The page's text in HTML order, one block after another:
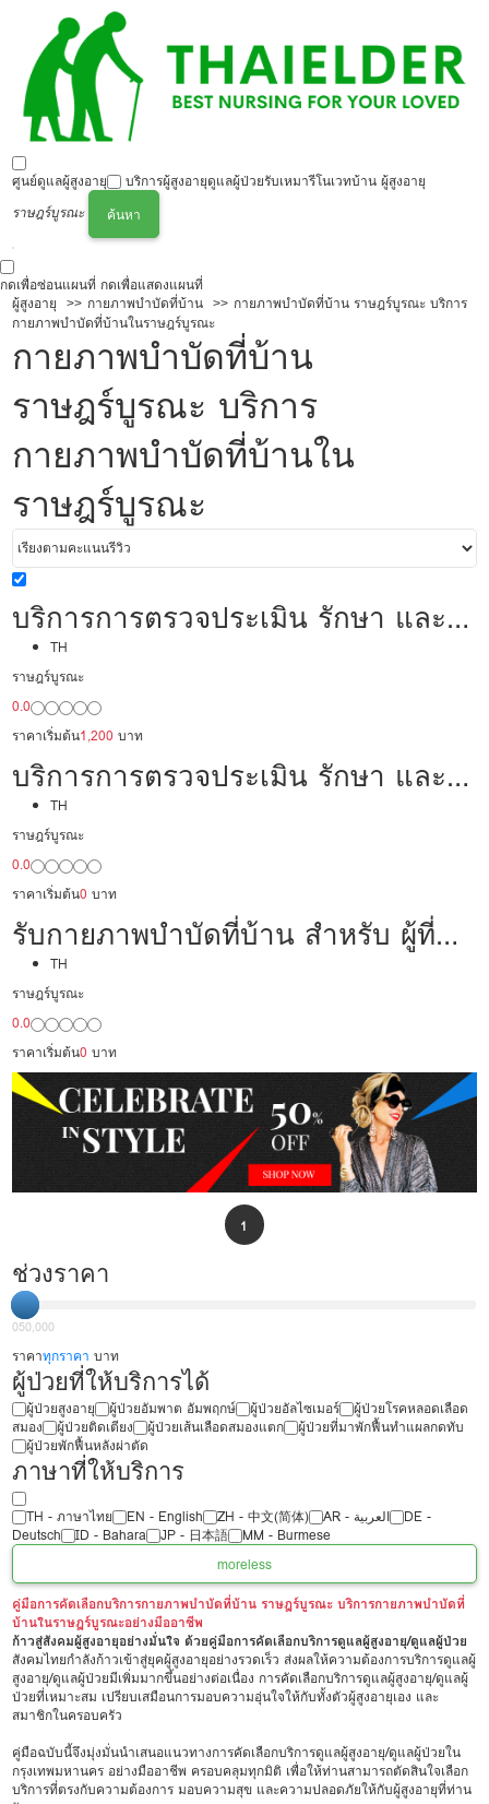
ศูนย์ดูแลผู้สูงอายุ บริการผู้สูงอายุดูแลผู้ป่วยรับเหมารีโนเวทบ้าน ผู้สูงอายุ
ราษฎร์บูรณะ
ค้นหา
กดเพื่อซ่อนแผนที่ กดเพื่อแสดงแผนที่
ผู้สูงอายุ
กายภาพบำบัดที่บ้าน
กายภาพบำบัดที่บ้าน ราษฎร์บูรณะ บริการ
กายภาพบำบัดที่บ้านในราษฎร์บูรณะ
กายภาพบำบัดที่บ้าน
ราษฎร์บูรณะ บริการ
กายภาพบำบัดที่บ้านใน
ราษฎร์บูรณะ
บริการการตรวจประเมิน รักษา และ
ฟื้นฟูด้วยวิธีการทางกายภาพบำบัด
TH
ราษฎร์บูรณะ
0.0
ราคาเริ่มต้น1,200 บาท
บริการการตรวจประเมิน รักษา และ
ฟื้นฟูด้วยวิธีการทางกายภาพบำบัด
TH
ราษฎร์บูรณะ
0.0
ราคาเริ่มต้น0 บาท
รับกายภาพบำบัดที่บ้าน สำหรับ ผู้ที่
ต้องการการฟื้นฟูต่อเนื่องจากโรง
พยาบาล
TH
ราษฎร์บูรณะ
0.0
ราคาเริ่มต้น0 บาท
1
ช่วงราคา
050,000
ราคาทุกราคา บาท
ผู้ป่วยที่ให้บริการได้
ผู้ป่วยสูงอายุ ผู้ป่วยอัมพาต อัมพฤกษ์ ผู้ป่วยอัลไซเมอร์
ผู้ป่วยโรคหลอดเลือด
สมอง
ผู้ป่วยติดเตียง ผู้ป่วยเส้นเลือดสมองแตก
ผู้ป่วยที่มาพักฟื้นทำแผลกดทับ
ผู้ป่วยพักฟื้นหลังผ่าตัด
ภาษาที่ให้บริการ
TH - ‏ภาษาไทย EN - English ZH - 中文(简体) ‏AR - ‏العربية‏
DE -
Deutsch
ID - Bahara JP - 日本語
MM - Burmese
moreless
คู่มือการคัดเลือกบริการกายภาพบำบัดที่บ้าน ราษฎร์บูรณะ บริการกายภาพบำบัดที่
บ้านในราษฎร์บูรณะอย่างมืออาชีพ
ก้าวสู่สังคมผู้สูงอายุอย่างมั่นใจ ด้วยคู่มือการคัดเลือกบริการดูแลผู้สูงอายุ/ดูแลผู้ป่วย
สังคมไทยกำลังก้าวเข้าสู่ยุคผู้สูงอายุอย่างรวดเร็ว ส่งผลให้ความต้องการบริการดูแลผู้
สูงอายุ/ดูแลผู้ป่วยมีเพิ่มมากขึ้นอย่างต่อเนื่อง การคัดเลือกบริการดูแลผู้สูงอายุ/ดูแลผู้
ป่วยที่เหมาะสม เปรียบเสมือนการมอบความอุ่นใจให้กับทั้งตัวผู้สูงอายุเอง และ
สมาชิกในครอบครัว
คู่มือฉบับนี้จึงมุ่งมั่นนำเสนอแนวทางการคัดเลือกบริการดูแลผู้สูงอายุ/ดูแลผู้ป่วยใน
กรุงเทพมหานคร อย่างมืออาชีพ ครอบคลุมทุกมิติ เพื่อให้ท่านสามารถตัดสินใจเลือก
บริการที่ตรงกับความต้องการ มอบความสุข และความปลอดภัยให้กับผู้สูงอายุที่ท่าน